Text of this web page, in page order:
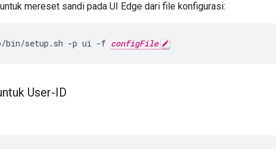
untuk mereset sandi pada UI Edge dari file konfigurasi:
bin/setup.sh -p ui -f configFile
User-ID